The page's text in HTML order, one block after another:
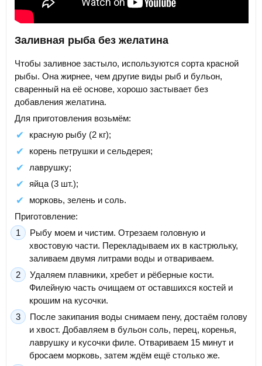
Заливная рыба без желатина
Чтобы заливное застыло, используются сорта красной
рыбы. Она жирнее, чем другие виды рыб и бульон,
сваренный на её основе, хорошо застывает без
добавления желатина.
Для приготовления возьмём:
красную рыбу (2 кг);
корень петрушки и сельдерея;
лаврушку;
яйца (3 шт.);
морковь, зелень и соль.
Приготовление:
Рыбу моем и чистим. Отрезаем головную и
хвостовую части. Перекладываем их в кастрюльку,
заливаем двумя литрами воды и отвариваем.
Удаляем плавники, хребет и рёберные кости.
Филейную часть очищаем от оставшихся костей и
крошим на кусочки.
После закипания воды снимаем пену, достаём голову
и хвост. Добавляем в бульон соль, перец, коренья,
лаврушку и кусочки филе. Отвариваем 15 минут и
бросаем морковь, затем ждём ещё столько же.